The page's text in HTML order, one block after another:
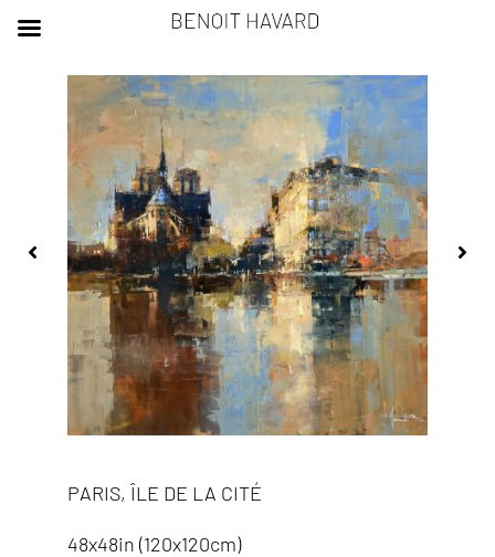
PARIS, ÎLE DE LA CITÉ
48x48in (120x120cm)